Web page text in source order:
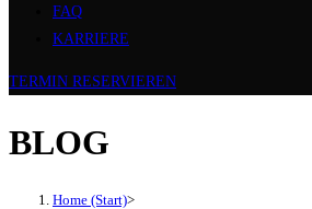
FAQ
KARRIERE
TERMIN RESERVIEREN
BLOG
Home (Start)>